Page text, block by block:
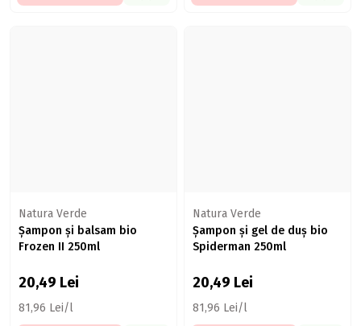
Natura Verde
Șampon și balsam bio
Frozen II 250ml
20,49 Lei
81,96 Lei/l
Natura Verde
Șampon și gel de duș bio
Spiderman 250ml
20,49 Lei
81,96 Lei/l